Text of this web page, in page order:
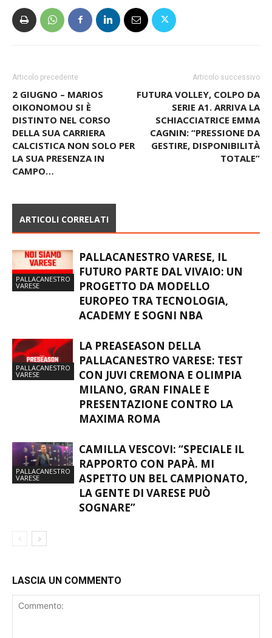
Articolo precedente
2 GIUGNO – MARIOS
OIKONOMOU SI È
DISTINTO NEL CORSO
DELLA SUA CARRIERA
CALCISTICA NON SOLO PER
LA SUA PRESENZA IN
CAMPO…
Articolo successivo
FUTURA VOLLEY, COLPO DA
SERIE A1. ARRIVA LA
SCHIACCIATRICE EMMA
CAGNIN: “PRESSIONE DA
GESTIRE, DISPONIBILITÀ
TOTALE”
ARTICOLI CORRELATI
PALLACANESTRO
VARESE
PALLACANESTRO VARESE, IL
FUTURO PARTE DAL VIVAIO: UN
PROGETTO DA MODELLO
EUROPEO TRA TECNOLOGIA,
ACADEMY E SOGNI NBA
PALLACANESTRO
VARESE
LA PREASEASON DELLA
PALLACANESTRO VARESE: TEST
CON JUVI CREMONA E OLIMPIA
MILANO, GRAN FINALE E
PRESENTAZIONE CONTRO LA
MAXIMA ROMA
PALLACANESTRO
VARESE
CAMILLA VESCOVI: “SPECIALE IL
RAPPORTO CON PAPÀ. MI
ASPETTO UN BEL CAMPIONATO,
LA GENTE DI VARESE PUÒ
SOGNARE”
LASCIA UN COMMENTO